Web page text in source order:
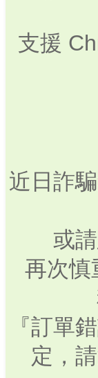
支援
近日詐
或
再次慎
『訂單
定，